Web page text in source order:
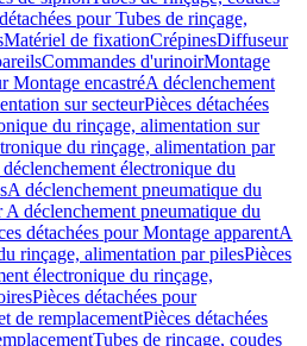
pour Tubes de rinçage,
Matériel de fixationCrépinesDiffuseur
Commandes d'urinoirMontage
Montage encastréA déclenchement
sur secteurPièces détachées
du rinçage, alimentation sur
du rinçage, alimentation par
électronique du
A déclenchement pneumatique du
A déclenchement pneumatique du
détachées pour Montage apparentA
rinçage, alimentation par pilesPièces
électronique du rinçage,
Pièces détachées pour
de remplacementPièces détachées
Tubes de rinçage, coudes